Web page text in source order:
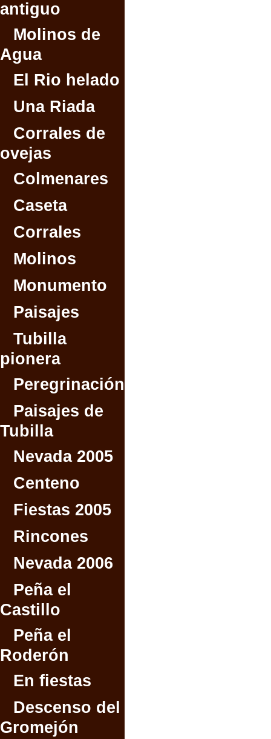
antiguo
Molinos de
Agua
El Rio helado
Una Riada
Corrales de
ovejas
Colmenares
Caseta
Corrales
Molinos
Monumento
Paisajes
Tubilla
pionera
Peregrinación
Paisajes de
Tubilla
Nevada 2005
Centeno
Fiestas 2005
Rincones
Nevada 2006
Peña el
Castillo
Peña el
Roderón
En fiestas
Descenso del
Gromejón